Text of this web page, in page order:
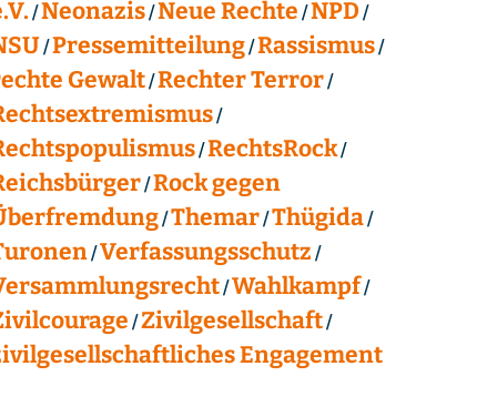
Neonazis Neue Rechte NPD
Pressemitteilung Rassismus
Gewalt Rechter Terror
RechtsRock
Rock gegen
Themar Thügida
Verfassungsschutz
Wahlkampf
Zivilgesellschaft
Engagement